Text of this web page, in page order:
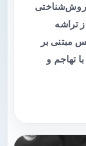
روش‌شناختی
تراشه
مبتنی بر
تهاجم و